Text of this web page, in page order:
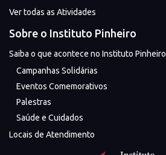
Ver todas as Atividades
Sobre o Instituto Pinheiro
Saiba o que acontece no Instituto Pinheiro
Campanhas Solidárias
Eventos Comemorativos
Palestras
Saúde e Cuidados
Locais de Atendimento